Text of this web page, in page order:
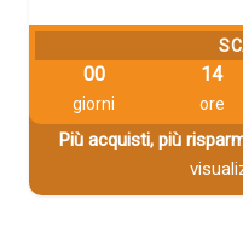
00
giorni
14
ore
Più acquisti, più